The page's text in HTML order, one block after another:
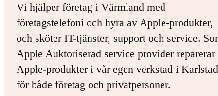
Vi hjälper företag i Värmland med
företagstelefoni och hyra av Apple-produkter,
och sköter IT-tjänster, support och service.
Apple Auktoriserad service provider
Apple-produkter i vår egen verkstad i
för både företag och privatpersoner.